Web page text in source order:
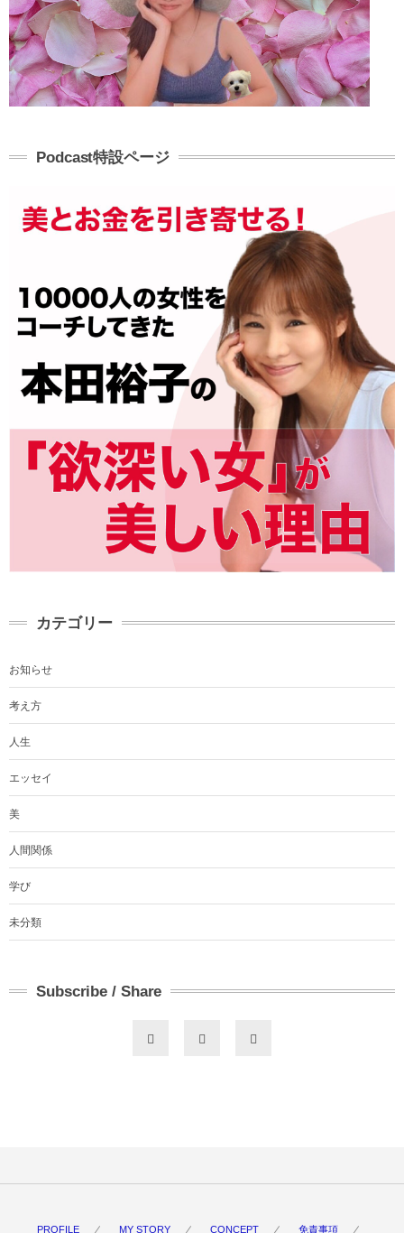
Podcast特設ページ
カテゴリー
お知らせ
考え方
人生
エッセイ
美
人間関係
学び
未分類
Subscribe / Share
PROFILE MY STORY CONCEPT 免責事項